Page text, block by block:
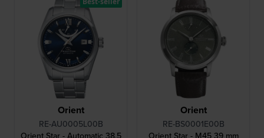
Orient
RE-AU0005L00B
Orient
RE-BS0001E00B